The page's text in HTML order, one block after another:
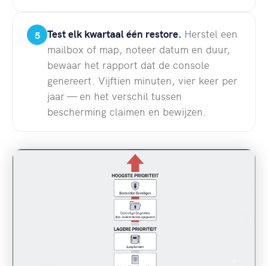
5 Test elk kwartaal één restore. Herstel een
mailbox of map, noteer datum en duur,
bewaar het rapport dat de console
genereert. Vijftien minuten, vier keer per
jaar — en het verschil tussen
bescherming claimen en bewijzen.